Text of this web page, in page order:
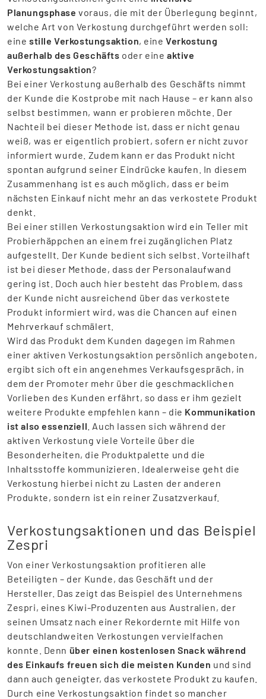
Planungsphase voraus, die mit der Überlegung beginnt,
welche Art von Verkostung durchgeführt werden soll:
eine stille Verkostungsaktion, eineVerkostung
außerhalb des Geschäfts oder eineaktive
Verkostungsaktion?
Bei einer Verkostung außerhalb des Geschäfts nimmt
der Kunde die Kostprobe mit nach Hause – er kann also
selbst bestimmen, wann er probieren möchte. Der
Nachteil bei dieser Methode ist, dass er nicht genau
weiß, was er eigentlich probiert, sofern er nicht zuvor
informiert wurde. Zudem kann er das Produkt nicht
spontan aufgrund seiner Eindrücke kaufen. In diesem
Zusammenhang ist es auch möglich, dass er beim
nächsten Einkauf nicht mehr an das verkostete Produkt
denkt.
Bei einer stillen Verkostungsaktion wird ein Teller mit
Probierhäppchen an einem frei zugänglichen Platz
aufgestellt. Der Kunde bedient sich selbst. Vorteilhaft
ist bei dieser Methode, dass der Personalaufwand
gering ist. Doch auch hier besteht das Problem, dass
der Kunde nicht ausreichend über das verkostete
Produkt informiert wird, was die Chancen auf einen
Mehrverkauf schmälert.
Wird das Produkt dem Kunden dagegen im Rahmen
einer aktiven Verkostungsaktion persönlich angeboten,
ergibt sich oft ein angenehmes Verkaufsgespräch, in
dem der Promoter mehr über die geschmacklichen
Vorlieben des Kunden erfährt, so dass er ihm gezielt
weitere Produkte empfehlen kann – die Kommunikation
ist also essenziell . Auch lassen sich während der
aktiven Verkostung viele Vorteile über die
Besonderheiten, die Produktpalette und die
Inhaltsstoffe kommunizieren. Idealerweise geht die
Verkostung hierbei nicht zu Lasten der anderen
Produkte, sondern ist ein reiner Zusatzverkauf.
Verkostungsaktionen und das Beispiel
Zespri
Von einer Verkostungsaktion profitieren alle
Beteiligten – der Kunde, das Geschäft und der
Hersteller. Das zeigt das Beispiel des Unternehmens
Zespri, eines Kiwi-Produzenten aus Australien, der
seinen Umsatz nach einer Rekordernte mit Hilfe von
deutschlandweiten Verkostungen vervielfachen
konnte. Denn über einen kostenlosen Snack während
des Einkaufs freuen sich die meisten Kunden und sind
dann auch geneigter, das verkostete Produkt zu kaufen.
Durch eine Verkostungsaktion findet so mancher